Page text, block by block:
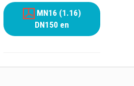
MN16 (1.16)
DN150 en